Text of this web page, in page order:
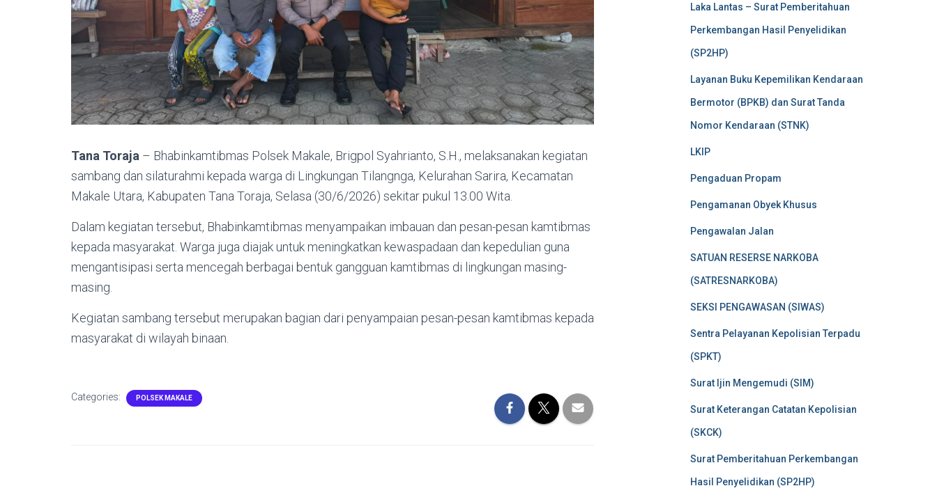
Tana Toraja – Bhabinkamtibmas Polsek Makale, Brigpol Syahrianto, S.H., melaksanakan kegiatan
sambang dan silaturahmi kepada warga di Lingkungan Tilangnga, Kelurahan Sarira, Kecamatan
Makale Utara, Kabupaten Tana Toraja, Selasa (30/6/2026) sekitar pukul 13.00 Wita.
Dalam kegiatan tersebut, Bhabinkamtibmas menyampaikan imbauan dan pesan-pesan kamtibmas
kepada masyarakat. Warga juga diajak untuk meningkatkan kewaspadaan dan kepedulian guna
mengantisipasi serta mencegah berbagai bentuk gangguan kamtibmas di lingkungan masing-
masing.
Kegiatan sambang tersebut merupakan bagian dari penyampaian pesan-pesan kamtibmas kepada
masyarakat di wilayah binaan.
Categories: POLSEK MAKALE
Laka Lantas – Surat Pemberitahuan
Perkembangan Hasil Penyelidikan
(SP2HP)
Layanan Buku Kepemilikan Kendaraan
Bermotor (BPKB) dan Surat Tanda
Nomor Kendaraan (STNK)
LKIP
Pengaduan Propam
Pengamanan Obyek Khusus
Pengawalan Jalan
SATUAN RESERSE NARKOBA
(SATRESNARKOBA)
SEKSI PENGAWASAN (SIWAS)
Sentra Pelayanan Kepolisian Terpadu
(SPKT)
Surat Ijin Mengemudi (SIM)
Surat Keterangan Catatan Kepolisian
(SKCK)
Surat Pemberitahuan Perkembangan
Hasil Penyelidikan (SP2HP)